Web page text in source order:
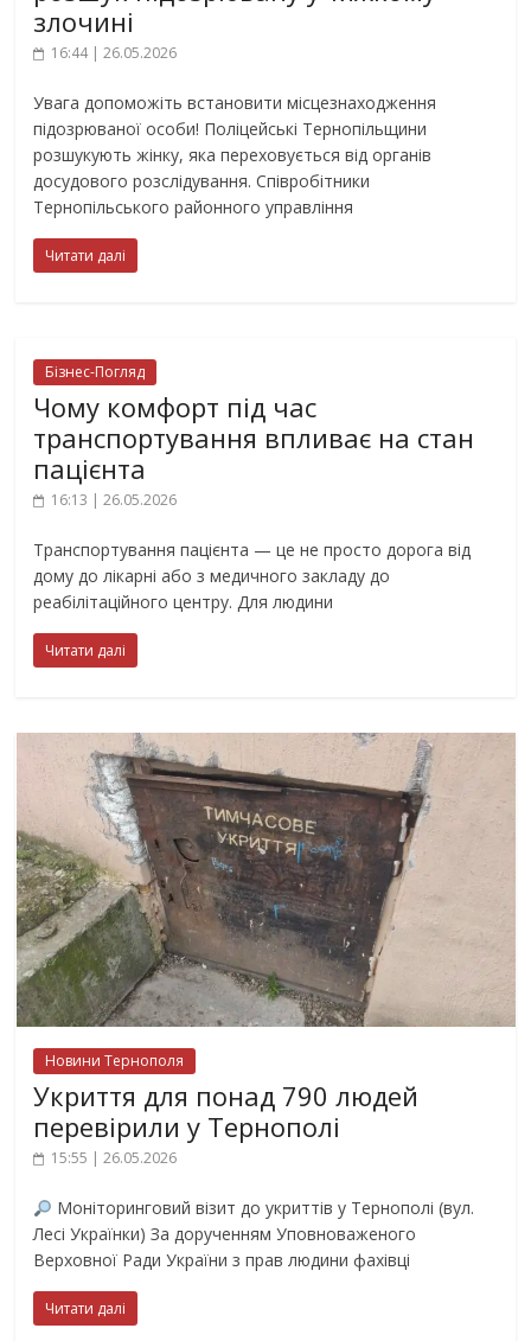
злочині
16:44 | 26.05.2026
Увага допоможіть встановити місцезнаходження
підозрюваної особи! Поліцейські Тернопільщини
розшукують жінку, яка переховується від органів
досудового розслідування. Співробітники
Тернопільського районного управління
Читати далі
Бізнес-Погляд
Чому комфорт під час
транспортування впливає на стан
пацієнта
16:13 | 26.05.2026
Транспортування пацієнта — це не просто дорога від
дому до лікарні або з медичного закладу до
реабілітаційного центру. Для людини
Читати далі
Новини Тернополя
Укриття для понад 790 людей
перевірили у Тернополі
15:55 | 26.05.2026
Моніторинговий візит до укриттів у Тернополі (вул.
Лесі Українки) За дорученням Уповноваженого
Верховної Ради України з прав людини фахівці
Читати далі